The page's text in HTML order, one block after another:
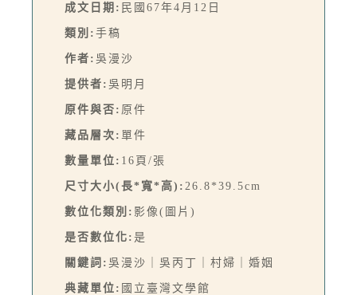
成文日期: 民國67年4月12日
類別: 手稿
作者: 吳漫沙
提供者: 吳明月
原件與否: 原件
藏品層次: 單件
數量單位: 16頁/張
尺寸大小(長*寬*高): 26.8*39.5cm
數位化類別: 影像(圖片)
是否數位化: 是
關鍵詞: 吳漫沙｜吳丙丁｜村婦｜婚姻
典藏單位: 國立臺灣文學館